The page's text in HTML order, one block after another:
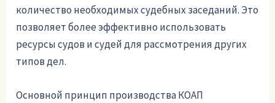
количество необходимых судебных заседаний. Это
позволяет более эффективно использовать
ресурсы судов и судей для рассмотрения других
типов дел.
Основной принцип производства КОАП